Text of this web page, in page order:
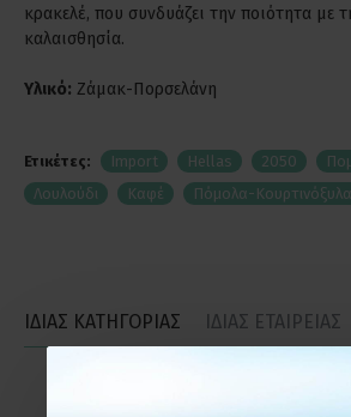
κρακελέ, που συνδυάζει την ποιότητα με
καλαισθησία.
Υλικό: Ζάμακ-Πορσελάνη
Ετικέτες: Import Hellas 2050
Λουλούδι
Καφέ Πόμολα-Κουρτινόξυλα
ΙΔΙΑΣ ΚΑΤΗΓΟΡΙΑΣ ΙΔΙΑΣ ΕΤΑΙΡΕΙΑΣ